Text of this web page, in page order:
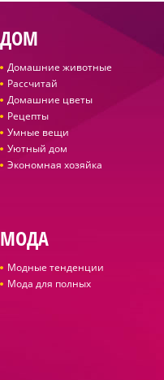
ДОМ
Домашние животные
Рассчитай
Домашние цветы
Рецепты
Умные вещи
Уютный дом
Экономная хозяйка
МОДА
Модные тенденции
Мода для полных